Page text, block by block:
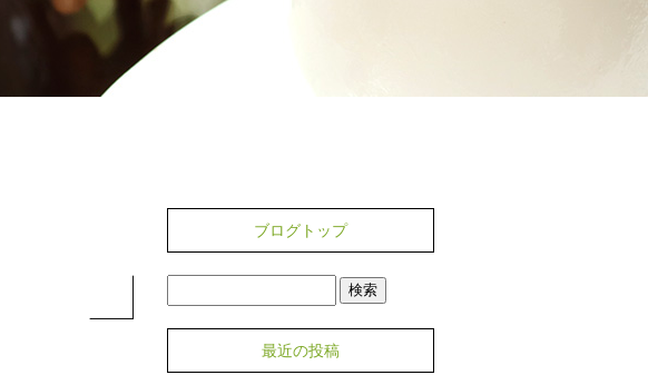
ブログトップ
最近の投稿